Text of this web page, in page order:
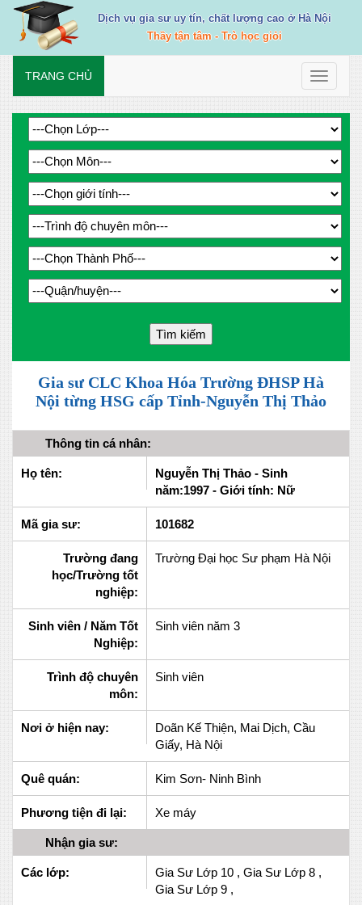
Dịch vụ gia sư uy tín, chất lượng cao ở Hà Nội
Thầy tận tâm - Trò học giỏi
Toggle
TRANG CHỦ
Gia sư CLC Khoa Hóa Trường ĐHSP Hà
Nội từng HSG cấp Tỉnh-Nguyễn Thị Thảo
Thông tin cá nhân:
Họ tên:
Nguyễn Thị Thảo - Sinh
năm:1997 - Giới tính: Nữ
Mã gia sư: 101682
Trường đang
học/Trường tốt
nghiệp:
Trường Đại học Sư phạm Hà Nội
Sinh viên / Năm Tốt
Nghiệp:
Sinh viên năm 3
Trình độ chuyên
môn:
Sinh viên
Nơi ở hiện nay:
Doãn Kế Thiện, Mai Dịch, Cầu
Giấy, Hà Nội
Quê quán: Kim Sơn- Ninh Bình
Phương tiện đi lại: Xe máy
Nhận gia sư:
Các lớp:
Gia Sư Lớp 10 , Gia Sư Lớp 8 ,
Gia Sư Lớp 9 ,